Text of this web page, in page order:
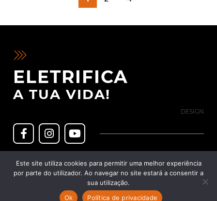
DOS
CONTEÚDOS
ELETRIFICA
A TUA VIDA!
Copyright © 2022 Lusomotos - Veículos e Acessórios, Lda.
DESIGN
Política de Cookies
Termos & Condições
Este site utiliza cookies para permitir uma melhor experiência
por parte do utilizador. Ao navegar no site estará a consentir a
sua utilização.
Ok
Política de privacidade